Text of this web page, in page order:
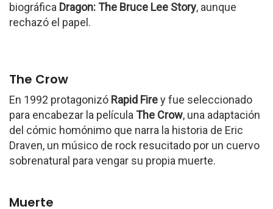
biográfica Dragon: The Bruce Lee Story, aunque
rechazó el papel.
The Crow
En 1992 protagonizó Rapid Firey fue seleccionado
para encabezar la película The Crow, una adaptación
del cómic homónimo que narra la historia de Eric
Draven, un músico de rock resucitado por un cuervo
sobrenatural para vengar su propia muerte.
Muerte